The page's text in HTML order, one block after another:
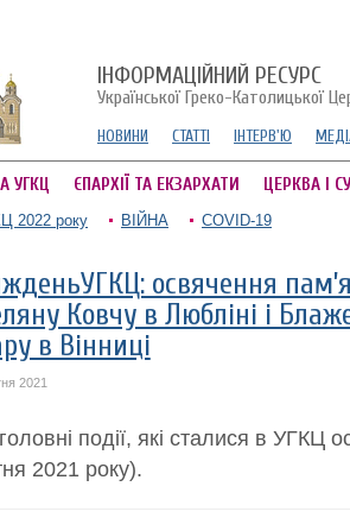
ІНФОРМАЦІЙНИЙ РЕСУРС
Української Греко-Католицької
НОВИНИ СТАТТІ ІНТЕРВ'Ю
УГКЦ ЄПАРХІЇ ТА ЕКЗАРХАТИ ЦЕРКВА І
2022 року ВІЙНА COVID-19
освячення
Ковчу в Любліні і
в Вінниці
2021
події, які сталися в УГКЦ
2021 року).